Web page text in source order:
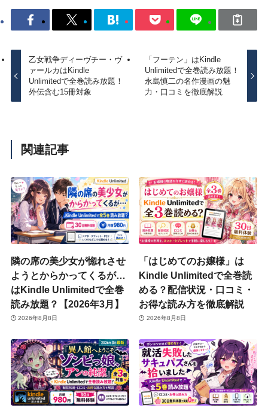
乙女戦争ディーヴチー・ヴ
ァールカはKindle
Unlimitedで全巻読み放題！
外伝含む15冊対象
「フーテン」はKindle
Unlimitedで全巻読み放題！
永島慎二の名作漫画の魅
力・口コミを徹底解説
関連記事
隣の席の美少女が惚れさせ
ようとからかってくるが…
はKindle Unlimitedで全巻
読み放題？【2026年3月】
2026年8月8日
「はじめてのお嬢様」は
Kindle Unlimitedで全巻読
める？配信状況・口コミ・
お得な読み方を徹底解説
2026年8月8日